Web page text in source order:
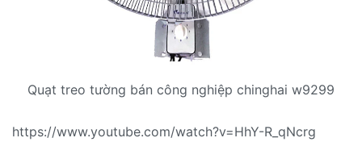
Quạt treo tường bán công nghiệp chinghai w9299
https://www.youtube.com/watch?v=HhY-R_qNcrg